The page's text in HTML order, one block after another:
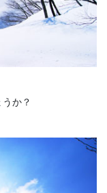
か？